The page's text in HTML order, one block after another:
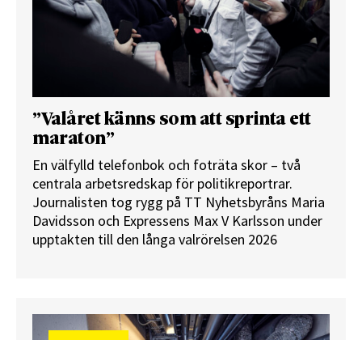
”Valåret känns som att sprinta ett
maraton”
En välfylld telefonbok och foträta skor – två
centrala arbetsredskap för politikreportrar.
Journalisten tog rygg på TT Nyhetsbyråns Maria
Davidsson och Expressens Max V Karlsson under
upptakten till den långa valrörelsen 2026